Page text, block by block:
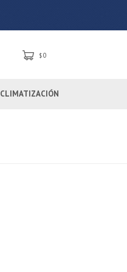
CLIMATIZACIÓN
$0